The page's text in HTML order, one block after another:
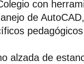
con
de
alzada de